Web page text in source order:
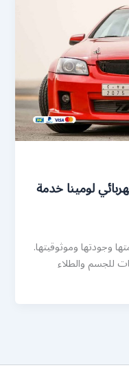
ورشة كهربائي لومينا خدمة
وجودتها وموثوقيتها.
للجسم والطلاء